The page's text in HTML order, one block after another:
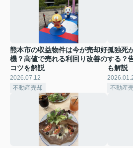
熊本市の収益物件は今が売却好
機？高値で売れる利回り改善の
コツを解説
2026.07.12
不動産売却
孤独死
する？
も解説
不動産